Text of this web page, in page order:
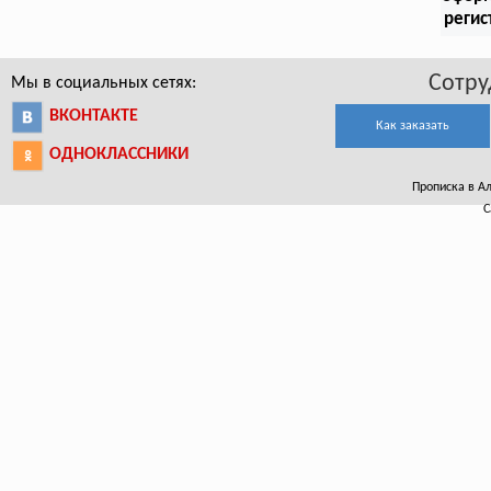
Мы в социальных сетях:
ВКОНТАКТЕ
ОДНОКЛАССНИКИ
Как заказать
Прописка в